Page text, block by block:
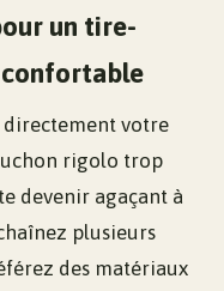
un tire-
confortable
votre
rigolo trop
devenir agaçant à
plusieurs
des matériaux